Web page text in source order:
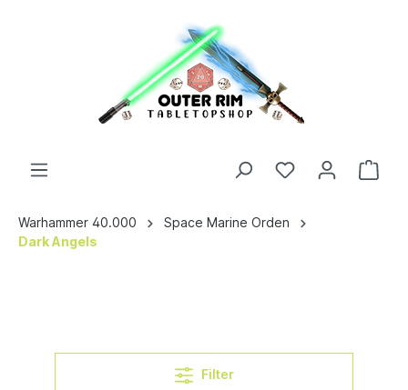
Warhammer 40.000
Space Marine Orden
Dark Angels
Filter